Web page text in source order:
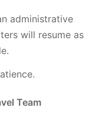
administrative
will resume as
Team